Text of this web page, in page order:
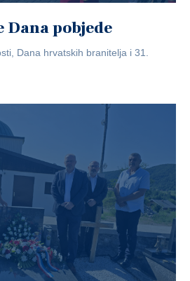
Dana pobjede
Dana hrvatskih branitelja i 31.